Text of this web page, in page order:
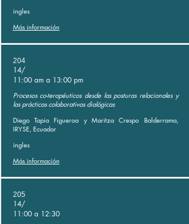
ingles
Más información
204
14/
11:00 am a 13:00 pm
Procesos co-terapéuticos desde las posturas relacionales y
las prácticas colaborativas dialógicas
Diego Tapia Figueroa y Maritza Crespo Balderrama,
IRYSE, Ecuador
ingles
Más información
205
14/
11:00 a 12:30